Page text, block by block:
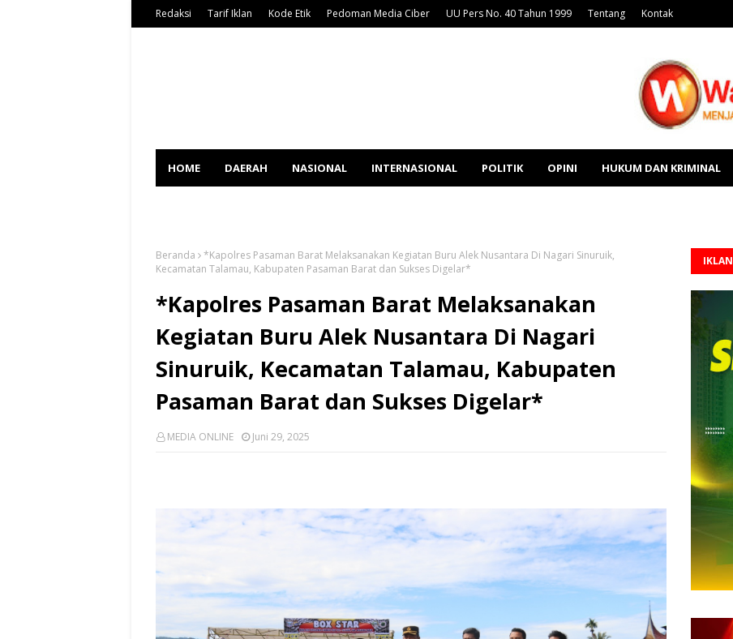
Redaksi Tarif Iklan Kode Etik Pedoman Media Ciber UU Pers No. 40 Tahun 1999 Tentang Kontak
HOME DAERAH NASIONAL INTERNASIONAL POLITIK OPINI HUKUM DAN KRIMINAL
Beranda
*Kapolres Pasaman Barat Melaksanakan Kegiatan Buru Alek Nusantara Di Nagari Sinuruik,
Kecamatan Talamau, Kabupaten Pasaman Barat dan Sukses Digelar*
*Kapolres Pasaman Barat Melaksanakan
Kegiatan Buru Alek Nusantara Di Nagari
Sinuruik, Kecamatan Talamau, Kabupaten
Pasaman Barat dan Sukses Digelar*
MEDIA ONLINE Juni 29, 2025
IKLAN